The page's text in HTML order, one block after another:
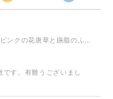
【KS様専用・受注制作】ピンクの花唐草と臙脂のふくれ織のミニトート
す。有難うございまし